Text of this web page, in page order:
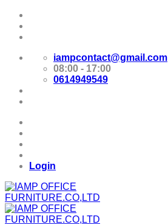
Skip
content
iampcontact@gmail.com
08:00 - 17:00
0614949549
Login